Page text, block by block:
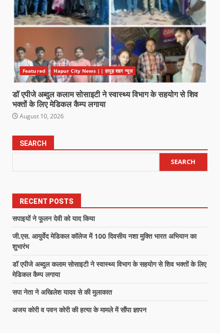
Featured Hapur City News || हापुड़ शहर न्यूज़
डॉ एपीजे अब्दुल कलाम सोसाइटी ने स्वास्थ्य विभाग के सहयोग से शिव
भक्तों के लिए मेडिकल कैम्प लगाया
August 10, 2026
SEARCH
SEARCH
RECENT POSTS
सपाइयों ने फूलन देवी को याद किया
जी.एस. आयुर्वेद मेडिकल कॉलेज में 100 दिवसीय नशा मुक्ति भारत अभियान का
शुभारंभ
डॉ एपीजे अब्दुल कलाम सोसाइटी ने स्वास्थ्य विभाग के सहयोग से शिव भक्तों के लिए
मेडिकल कैम्प लगाया
सपा नेता ने अखिलेश यादव से की मुलाकात
अजय कोरी व पवन कोरी की हत्या के मामले में सौंपा ज्ञापन